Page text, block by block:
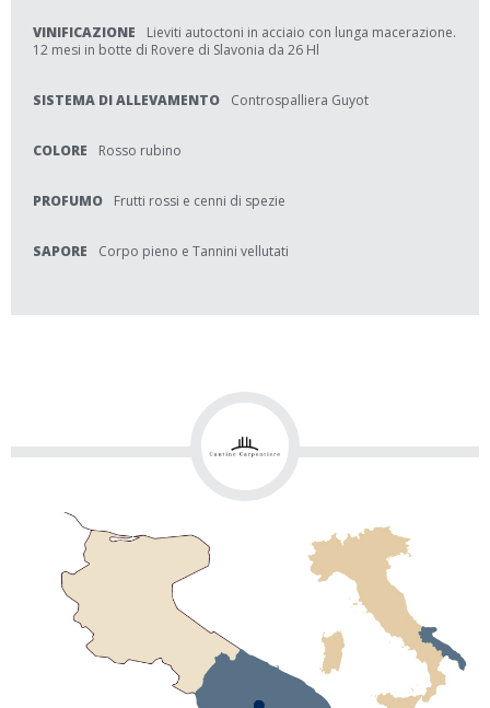
VINIFICAZIONE
Lieviti autoctoni in acciaio con lunga macerazione.
12 mesi in botte di Rovere di Slavonia da 26 Hl
SISTEMA DI ALLEVAMENTO Controspalliera Guyot
COLORE Rosso rubino
PROFUMO Frutti rossi e cenni di spezie
SAPORE Corpo pieno e Tannini vellutati